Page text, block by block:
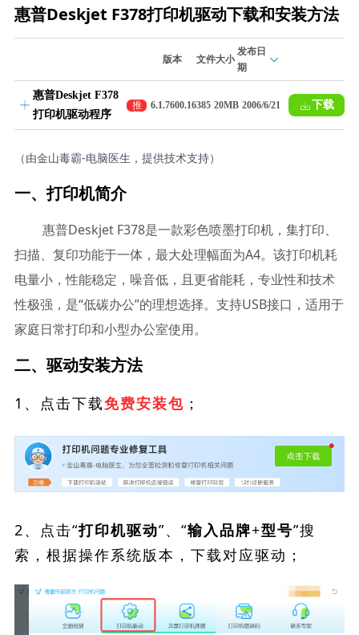
惠普Deskjet F378打印机驱动下载和安装方法
版本 文件大小
发布日
期
惠普Deskjet F378
打印机驱动程序
推
荐
6.1.7600.16385 20MB 2006/6/21 下载
（由金山毒霸-电脑医生，提供技术支持）
一、打印机简介
惠普Deskjet F378是一款彩色喷墨打印机，集打印、
扫描、复印功能于一体，最大处理幅面为A4。该打印机耗
电量小，性能稳定，噪音低，且更省能耗，专业性和技术
性极强，是“低碳办公”的理想选择。支持USB接口，适用于
家庭日常打印和小型办公室使用。
二、驱动安装方法
1、点击下载免费安装包 ；
2、点击“打印机驱动”、“输入品牌+型号”搜
索，根据操作系统版本，下载对应驱动；